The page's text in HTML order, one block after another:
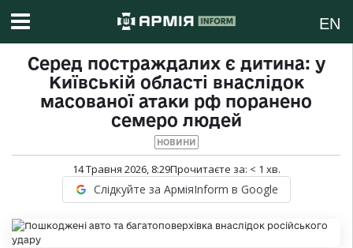
EN
Серед постраждалих є дитина: у
Київській області внаслідок
масованої атаки рф поранено
семеро людей
НОВИНИ
14 Травня 2026, 8:29Прочитаєте за: < 1 хв.
Слідкуйте за АрміяInform в Google